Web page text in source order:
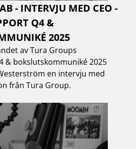
- INTERVJU MED CEO -
Q4 &
2025
av Tura Groups
& bokslutskommuniké 2025
en intervju med
från Tura Group.